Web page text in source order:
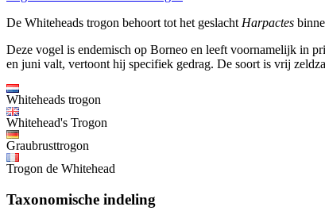
De Whiteheads trogon behoort tot het geslacht Harpactes
Deze vogel is endemisch op Borneo en leeft voornamelijk in
en juni valt, vertoont hij specifiek gedrag. De soort is vrij
Whiteheads trogon
Whitehead's Trogon
Graubrusttrogon
Trogon de Whitehead
Taxonomische indeling